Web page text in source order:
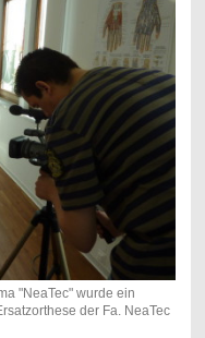
"NeaTec" wurde ein
der Fa. NeaTec